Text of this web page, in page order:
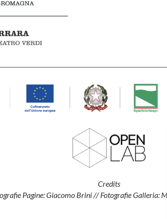
Credits
Pagine: Giacomo Brini // Fotografie Galleria: